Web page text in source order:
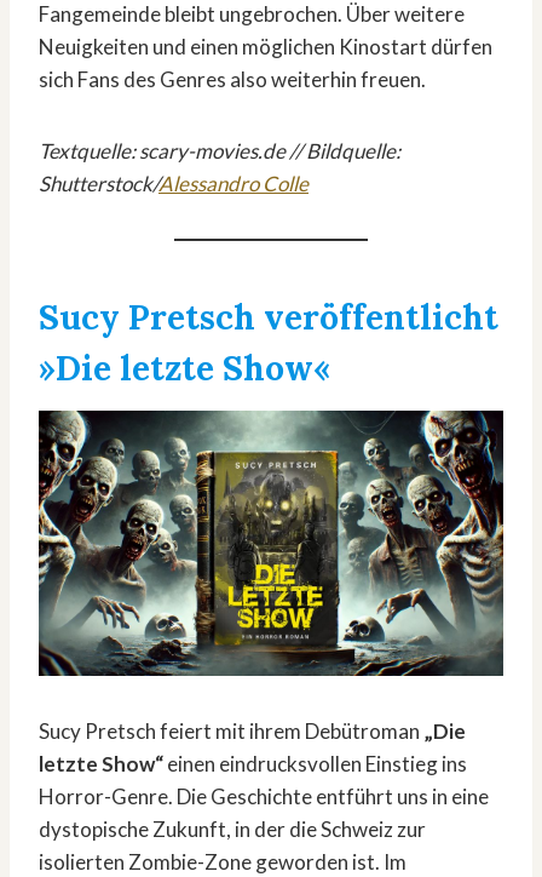
Fangemeinde bleibt ungebrochen. Über weitere
Neuigkeiten und einen möglichen Kinostart dürfen
sich Fans des Genres also weiterhin freuen.
Textquelle: scary-movies.de // Bildquelle:
Shutterstock/Alessandro Colle
Sucy Pretsch veröffentlicht
»Die letzte Show«
Sucy Pretsch feiert mit ihrem Debütroman „Die
letzte Show“einen eindrucksvollen Einstieg ins
Horror-Genre. Die Geschichte entführt uns in eine
dystopische Zukunft, in der die Schweiz zur
isolierten Zombie-Zone geworden ist. Im